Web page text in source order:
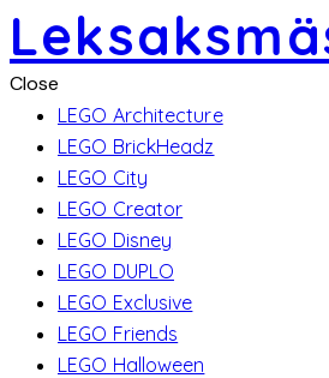
Close
LEGO Architecture
LEGO BrickHeadz
LEGO City
LEGO Creator
LEGO Disney
LEGO DUPLO
LEGO Exclusive
LEGO Friends
LEGO Halloween